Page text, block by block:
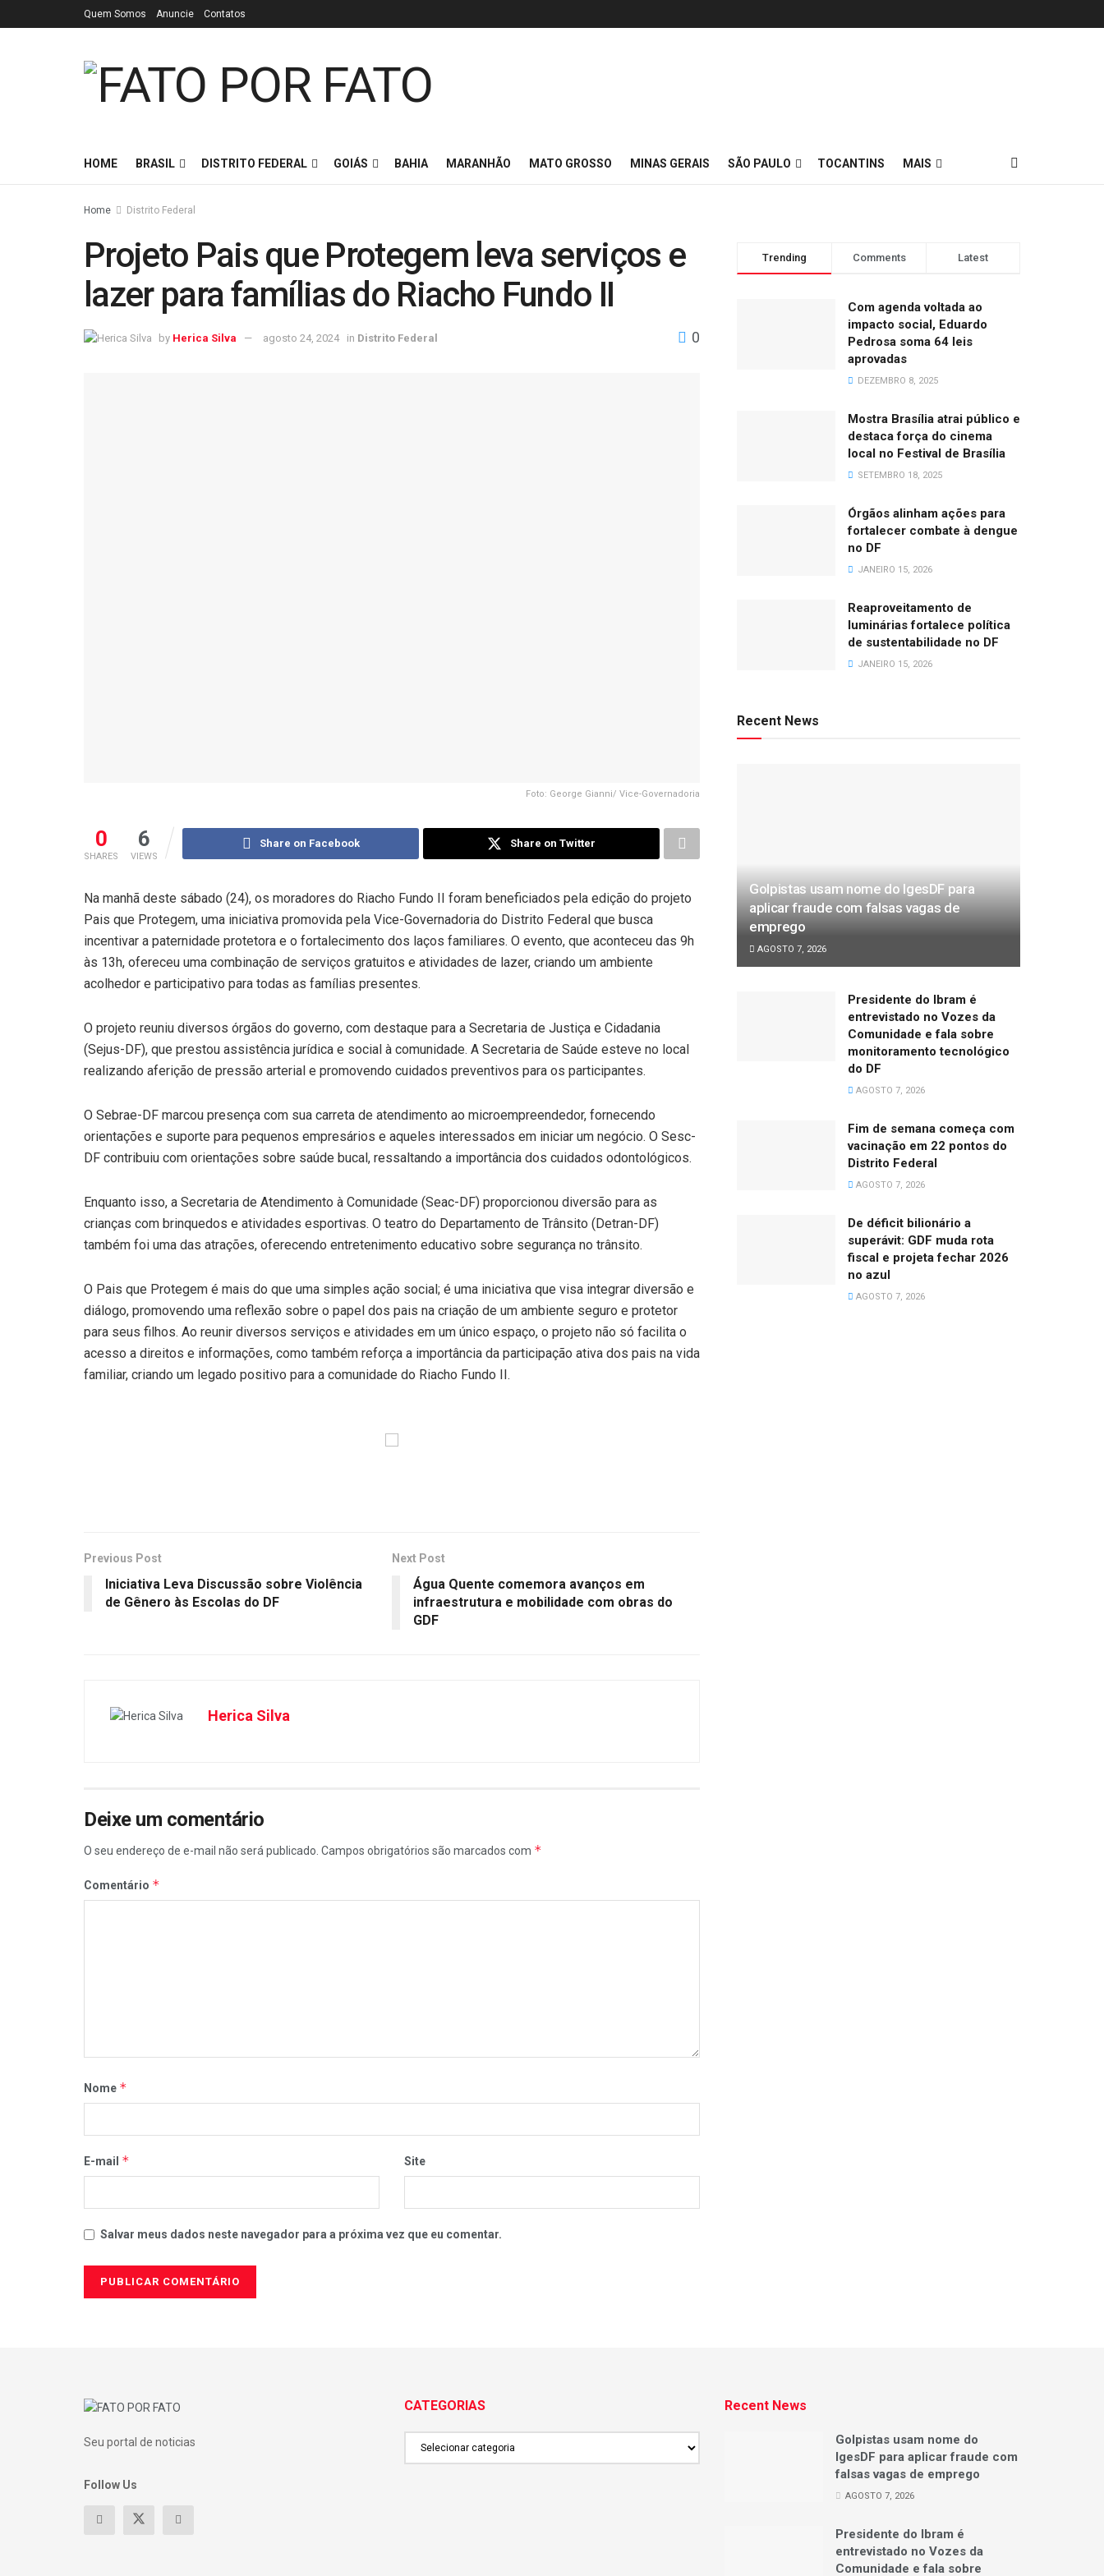
Quem Somos Anuncie Contatos
HOME BRASIL DISTRITO FEDERAL GOIÁS BAHIA MARANHÃO MATO GROSSO MINAS GERAIS SÃO PAULO TOCANTINS MAIS
Home Distrito Federal
Projeto Pais que Protegem leva serviços e
lazer para famílias do Riacho Fundo II
by Herica Silva agosto 24, 2024 in Distrito Federal 0
Foto: George Gianni/ Vice-Governadoria
0
SHARES
6
VIEWS
Share on Facebook Share on Twitter
Na manhã deste sábado (24), os moradores do Riacho Fundo II foram beneficiados pela edição do projeto
Pais que Protegem, uma iniciativa promovida pela Vice-Governadoria do Distrito Federal que busca
incentivar a paternidade protetora e o fortalecimento dos laços familiares. O evento, que aconteceu das 9h
às 13h, ofereceu uma combinação de serviços gratuitos e atividades de lazer, criando um ambiente
acolhedor e participativo para todas as famílias presentes.
O projeto reuniu diversos órgãos do governo, com destaque para a Secretaria de Justiça e Cidadania
(Sejus-DF), que prestou assistência jurídica e social à comunidade. A Secretaria de Saúde esteve no local
realizando aferição de pressão arterial e promovendo cuidados preventivos para os participantes.
O Sebrae-DF marcou presença com sua carreta de atendimento ao microempreendedor, fornecendo
orientações e suporte para pequenos empresários e aqueles interessados em iniciar um negócio. O Sesc-
DF contribuiu com orientações sobre saúde bucal, ressaltando a importância dos cuidados odontológicos.
Enquanto isso, a Secretaria de Atendimento à Comunidade (Seac-DF) proporcionou diversão para as
crianças com brinquedos e atividades esportivas. O teatro do Departamento de Trânsito (Detran-DF)
também foi uma das atrações, oferecendo entretenimento educativo sobre segurança no trânsito.
O Pais que Protegem é mais do que uma simples ação social; é uma iniciativa que visa integrar diversão e
diálogo, promovendo uma reflexão sobre o papel dos pais na criação de um ambiente seguro e protetor
para seus filhos. Ao reunir diversos serviços e atividades em um único espaço, o projeto não só facilita o
acesso a direitos e informações, como também reforça a importância da participação ativa dos pais na vida
familiar, criando um legado positivo para a comunidade do Riacho Fundo II.
Previous Post
Iniciativa Leva Discussão sobre Violência
de Gênero às Escolas do DF
Next Post
Água Quente comemora avanços em
infraestrutura e mobilidade com obras do
GDF
Herica Silva
Deixe um comentário
O seu endereço de e-mail não será publicado. Campos obrigatórios são marcados com *
Comentário *
Nome *
E-mail * Site
Salvar meus dados neste navegador para a próxima vez que eu comentar.
Trending Comments Latest
Com agenda voltada ao
impacto social, Eduardo
Pedrosa soma 64 leis
aprovadas
DEZEMBRO 8, 2025
Mostra Brasília atrai público e
destaca força do cinema
local no Festival de Brasília
SETEMBRO 18, 2025
Órgãos alinham ações para
fortalecer combate à dengue
no DF
JANEIRO 15, 2026
Reaproveitamento de
luminárias fortalece política
de sustentabilidade no DF
JANEIRO 15, 2026
Recent News
Golpistas usam nome do IgesDF para
aplicar fraude com falsas vagas de
emprego
AGOSTO 7, 2026
Presidente do Ibram é
entrevistado no Vozes da
Comunidade e fala sobre
monitoramento tecnológico
do DF
AGOSTO 7, 2026
Fim de semana começa com
vacinação em 22 pontos do
Distrito Federal
AGOSTO 7, 2026
De déficit bilionário a
superávit: GDF muda rota
fiscal e projeta fechar 2026
no azul
AGOSTO 7, 2026
Seu portal de noticias
Follow Us
CATEGORIAS
CATEGORIAS
Recent News
Golpistas usam nome do
IgesDF para aplicar fraude com
falsas vagas de emprego
AGOSTO 7, 2026
Presidente do Ibram é
entrevistado no Vozes da
Comunidade e fala sobre